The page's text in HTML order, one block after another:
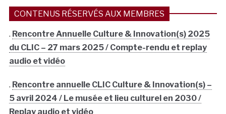
CONTENUS RÉSERVÉS AUX MEMBRES
. Rencontre Annuelle Culture & Innovation(s) 2025
du CLIC – 27 mars 2025 / Compte-rendu et replay
audio et vidéo
. Rencontre annuelle CLIC Culture & Innovation(s) –
5 avril 2024 / Le musée et lieu culturel en 2030 /
Replay audio et vidéo